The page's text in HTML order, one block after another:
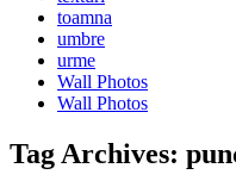
toamna
umbre
urme
Wall Photos
Wall Photos
Tag Archives: